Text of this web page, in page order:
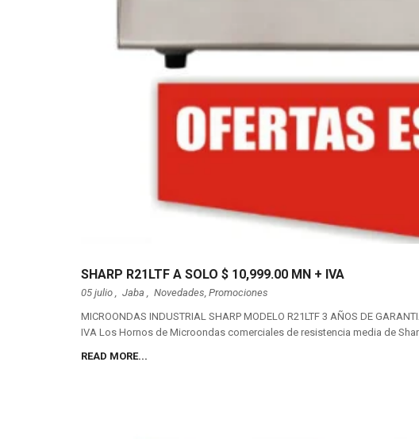
SHARP R21LTF A SOLO $ 10,999.00 MN + IVA
05 julio , Jaba , Novedades, Promociones
MICROONDAS INDUSTRIAL SHARP MODELO R21LTF 3 AÑOS DE
IVA Los Hornos de Microondas comerciales de resistencia media de
READ MORE...